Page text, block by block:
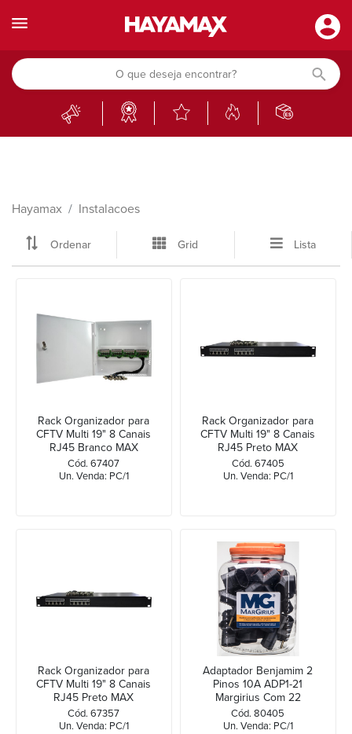
Hayamax Instalacoes
Ordenar Grid Lista
Rack Organizador para
CFTV Multi 19" 8 Canais
RJ45 Branco MAX
ELETRON
Cód. 67407
Un. Venda: PC/1
Rack Organizador para
CFTV Multi 19" 8 Canais
RJ45 Preto MAX
ELETRON
Cód. 67405
Un. Venda: PC/1
Rack Organizador para
CFTV Multi 19" 8 Canais
RJ45 Preto MAX
ELETRON
Cód. 67357
Un. Venda: PC/1
Adaptador Benjamim 2
Pinos 10A ADP1-21
Margirius Com 22
Cód. 80405
Un. Venda: PC/1